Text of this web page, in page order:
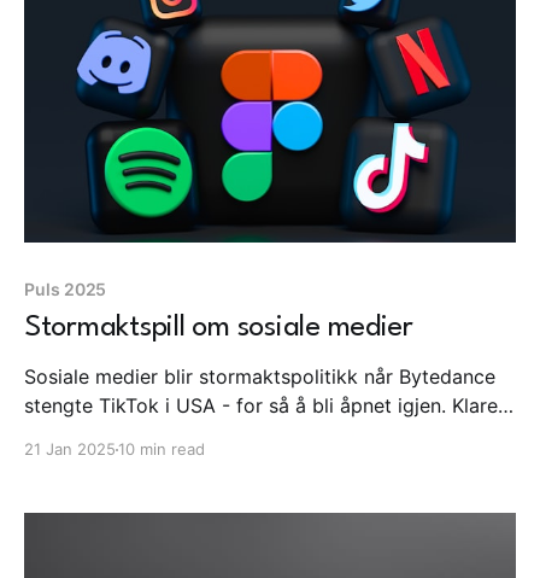
Puls 2025
Stormaktspill om sosiale medier
Sosiale medier blir stormaktspolitikk når Bytedance
stengte TikTok i USA - for så å bli åpnet igjen. Klarer
21 Jan 2025 10 min read